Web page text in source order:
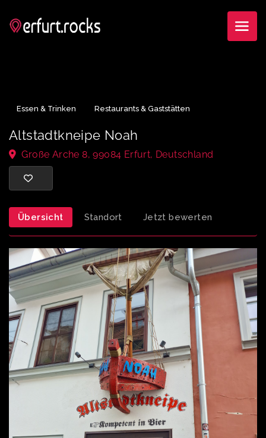
Altstadtkneipe Noah
Große Arche 8, 99084 Erfurt, Deutschland
Übersicht Standort Jetzt bewerten